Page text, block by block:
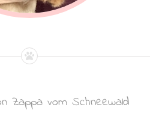
Zappa vom Schneewald